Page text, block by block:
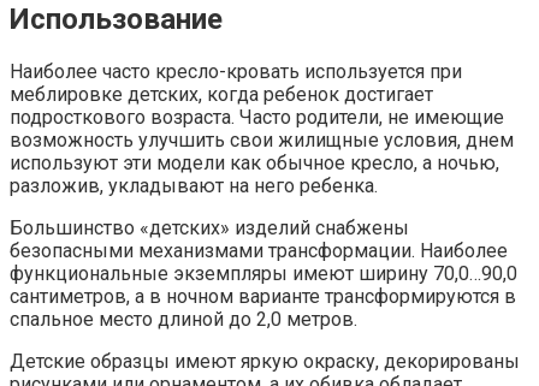
Использование
Наиболее часто кресло-кровать используется при
меблировке детских, когда ребенок достигает
подросткового возраста. Часто родители, не имеющие
возможность улучшить свои жилищные условия, днем
используют эти модели как обычное кресло, а ночью,
разложив, укладывают на него ребенка.
Большинство «детских» изделий снабжены
безопасными механизмами трансформации. Наиболее
функциональные экземпляры имеют ширину 70,0…90,0
сантиметров, а в ночном варианте трансформируются в
спальное место длиной до 2,0 метров.
Детские образцы имеют яркую окраску, декорированы